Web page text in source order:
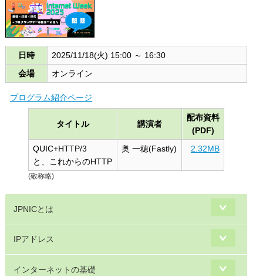
プ
す
日時
2025/11/18(火) 15:00 ～ 16:30
会場
オンライン
プログラム紹介ページ
(敬称略)
タイトル 講演者
配布資料
(PDF)
QUIC+HTTP/3
と、これからのHTTP
奥 一穂(Fastly) 2.32MB
JPNICとは
IPアドレス
インターネットの基礎